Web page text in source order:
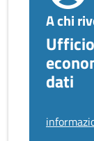
A chi
dati